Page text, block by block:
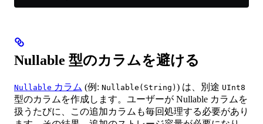
Nullable 型のカラムを避ける
Nullable カラム (例: Nullable(String) ) は、別途 UInt8
型のカラムを作成します。ユーザーが Nullable カラムを
扱うたびに、この追加カラムも毎回処理する必要があり